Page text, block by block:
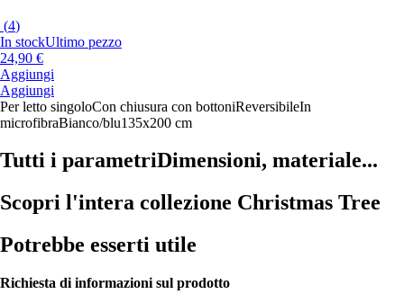
(4)
In stockUltimo pezzo
24,90 €
Aggiungi
Aggiungi
Per letto singoloCon chiusura con bottoniReversibileIn
microfibraBianco/blu135x200 cm
Tutti i parametriDimensioni, materiale...
Scopri l'intera collezione Christmas Tree
Potrebbe esserti utile
Richiesta di informazioni sul prodotto